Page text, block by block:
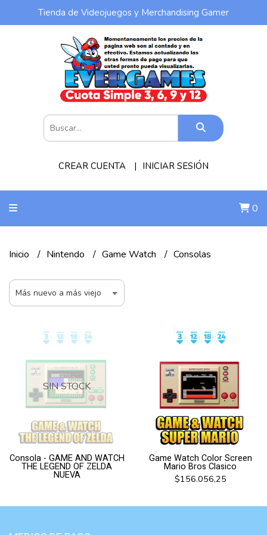
Tienda de Videojuegos y Merchandising Gamer
CREAR CUENTA INICIAR SESIÓN
0
Inicio Nintendo Game Watch Consolas
SIN STOCK
Consola - GAME AND WATCH
THE LEGEND OF ZELDA
NUEVA
Game Watch Color Screen
Mario Bros Clasico
$156.056,25